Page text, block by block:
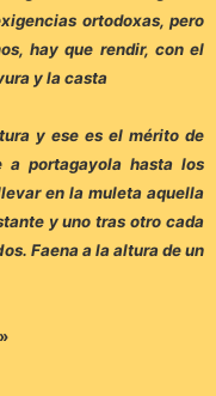
ortodoxas, pero
hay que rendir, con el
y la casta
y ese es el mérito de
a portagayola hasta los
en la muleta aquella
y uno tras otro cada
Faena a la altura de un